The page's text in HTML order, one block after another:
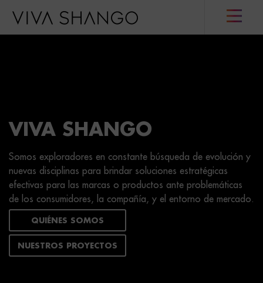
Lanzamiento Campaña
HSBC Time
Luego de dos años de trabajo junto a HSBC, lanzamos al
mercado HSBC Time con una ambiciosa campaña 360º.
QUIÉNES SOMOS
NUESTROS PROYECTOS